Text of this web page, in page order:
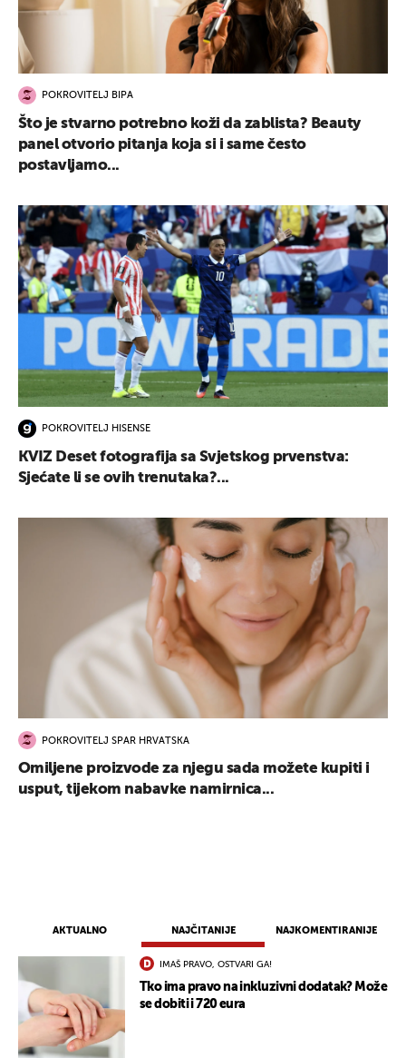
AKTUALNO NAJČITANIJE NAJKOMENTIRANIJE
IMAŠ PRAVO, OSTVARI GA!
Tko ima pravo na inkluzivni dodatak? Može
se dobiti i 720 eura
POKROVITELJ BIPA
Što je stvarno potrebno koži da zablista? Beauty
panel otvorio pitanja koja si i same često
postavljamo...
POKROVITELJ HISENSE
KVIZ Deset fotografija sa Svjetskog prvenstva:
Sjećate li se ovih trenutaka?...
POKROVITELJ SPAR HRVATSKA
Omiljene proizvode za njegu sada možete kupiti i
usput, tijekom nabavke namirnica...